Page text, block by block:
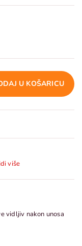
U KOŠARICU
više
vidljiv nakon unosa